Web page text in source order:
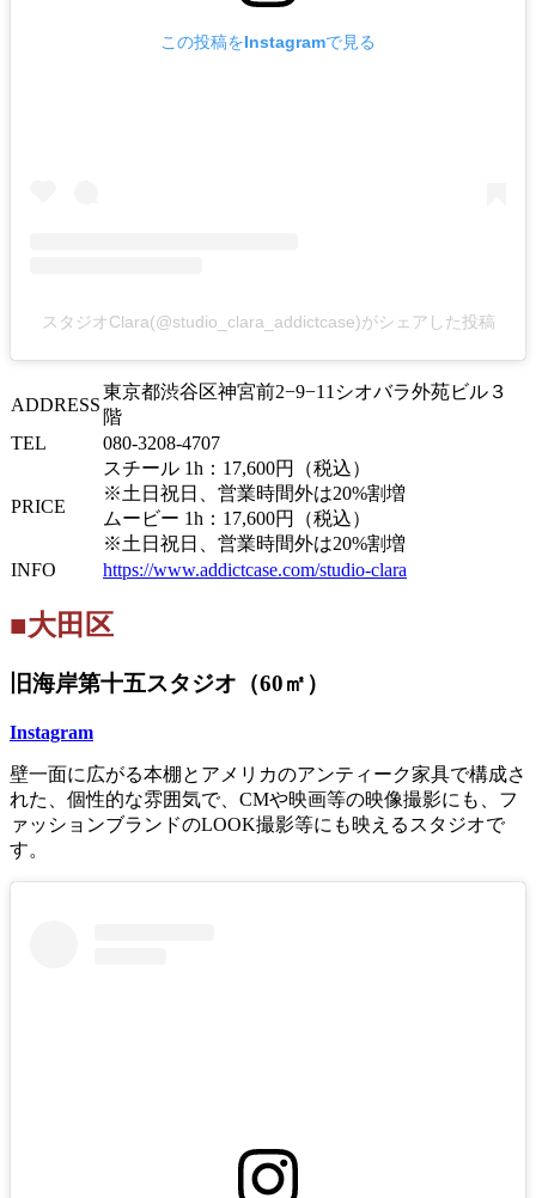
この投稿をInstagramで見る
スタジオClara(@studio_clara_addictcase)がシェアした投稿
ADDRESS
東京都渋谷区神宮前2−9−11シオバラ外苑ビル３
階
TEL
080-3208-4707
PRICE
スチール 1h：17,600円（税込）
※土日祝日、営業時間外は20%割増
ムービー 1h：17,600円（税込）
※土日祝日、営業時間外は20%割増
INFO
https://www.addictcase.com/studio-clara
■大田区
旧海岸第十五スタジオ（60㎡）
Instagram
壁一面に広がる本棚とアメリカのアンティーク家具で構成さ
れた、個性的な雰囲気で、CMや映画等の映像撮影にも、フ
ァッションブランドのLOOK撮影等にも映えるスタジオで
す。